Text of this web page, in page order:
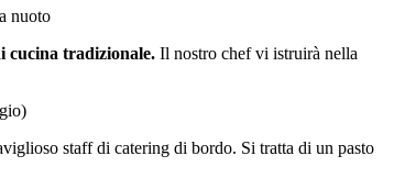
nuoto
cucina tradizionale. Il nostro chef vi istruirà nella
staff di catering di bordo. Si tratta di un pasto